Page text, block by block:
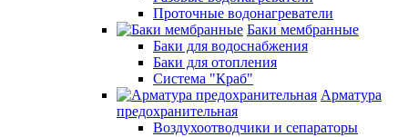
Проточные водонагреватели
Баки мембранные
Баки для водоснабжения
Баки для отопления
Система "Краб"
Арматура
предохранительная
Воздухоотводчики и сепараторы